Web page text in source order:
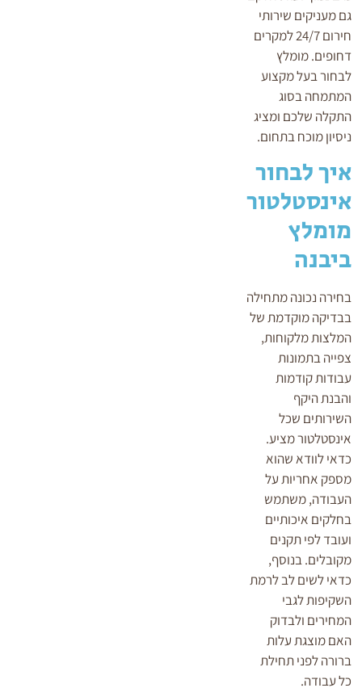
גם מעניקים שירותי
חירום 24/7 למקרים
דחופים. מומלץ
לבחור בעל מקצוע
המתמחה בסוג
התקלה שלכם ומציג
ניסיון מוכח בתחום.
איך לבחור
אינסטלטור
מומלץ
ביבנה
בחירה נכונה מתחילה
בבדיקה מוקדמת של
המלצות מלקוחות,
צפייה בתמונות
עבודות קודמות
והבנת היקף
השירותים שכל
אינסטלטור מציע.
כדאי לוודא שהוא
מספק אחריות על
העבודה, משתמש
בחלקים איכותיים
ועובד לפי תקנים
מקובלים. בנוסף,
כדאי לשים לב לרמת
השקיפות לגבי
המחירים ולבדוק
האם מוצגת עלות
ברורה לפני תחילת
כל עבודה.